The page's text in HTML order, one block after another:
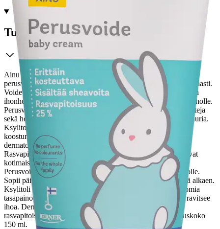
Tuotekuvaus
Ainu Perusvoide on hellävarainen, hajusteeton ja väriaineeton
perusvoide, joka kosteuttaa, ravitsee ja pehmentää ihoa tehokkaasti.
Voide sopii vastasyntyneestä alkaen koko perheen päivittäiseen
ihonhoitoon, kasvoille ja vartalolle, myös kuivalle ja herkälle iholle.
Perusvoide sisältää ihon mikrobiomia tasapainottavia prebiootteja
sekä hoitavaa sheavoita, jotka vahvistavat ihon omaa suojamuuria.
Ksylitoli tukee ihon kosteustasapainoa, ja nopeasti imeytyvä
koostumus tekee ihosta pehmeän tuntuisen. Voide on
dermatologisesti testattu herkällä iholla ja vegaaninen.
Rasvapitoisuus on 25 %. Kaikki Ainu ihonhoidon tuotteet ovat
kotimaisia Avainlippu-tuotteita. Käyttöohjeet Levitä Ainu
Perusvoidetta tarvittaessa puhtaalle iholle kasvoille ja vartalolle.
Sopii päivittäiseen käyttöön koko perheelle vastasyntyneestä alkaen.
Ksylitoli kosteuttaa ihoa tehokkaasti. Sisältää ihon mikrobiomia
tasapainottavia prebiootteja. Hoitava sheavoi pehmentää ja ravitsee
ihoa. Dermatologisesti testattu herkällä iholla. Vegaaninen,
rasvapitoisuus 25 %. Kotimainen Avainlippu-tuote. Pakkauskoko
150 ml.